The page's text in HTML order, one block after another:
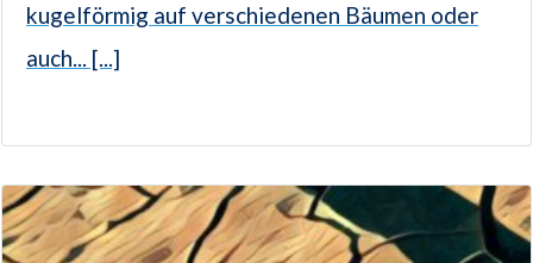
kugelförmig auf verschiedenen Bäumen oder
auch... [...]